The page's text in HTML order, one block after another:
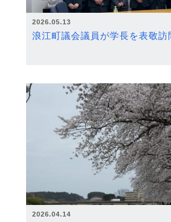
2026.05.13
浪江町議会議員が学長を表敬訪
2026.04.14